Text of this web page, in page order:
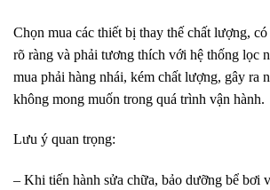
Chọn mua các thiết bị thay thế chất lượng,
rõ ràng và phải tương thích với hệ thống lọc
mua phải hàng nhái, kém chất lượng, gây ra
không mong muốn trong quá trình vận hành.
Lưu ý quan trọng:
– Khi tiến hành sửa chữa, bảo dưỡng bể bơi